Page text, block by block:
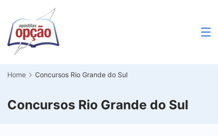
content
Home Concursos Rio Grande do Sul
Concursos Rio Grande do Sul